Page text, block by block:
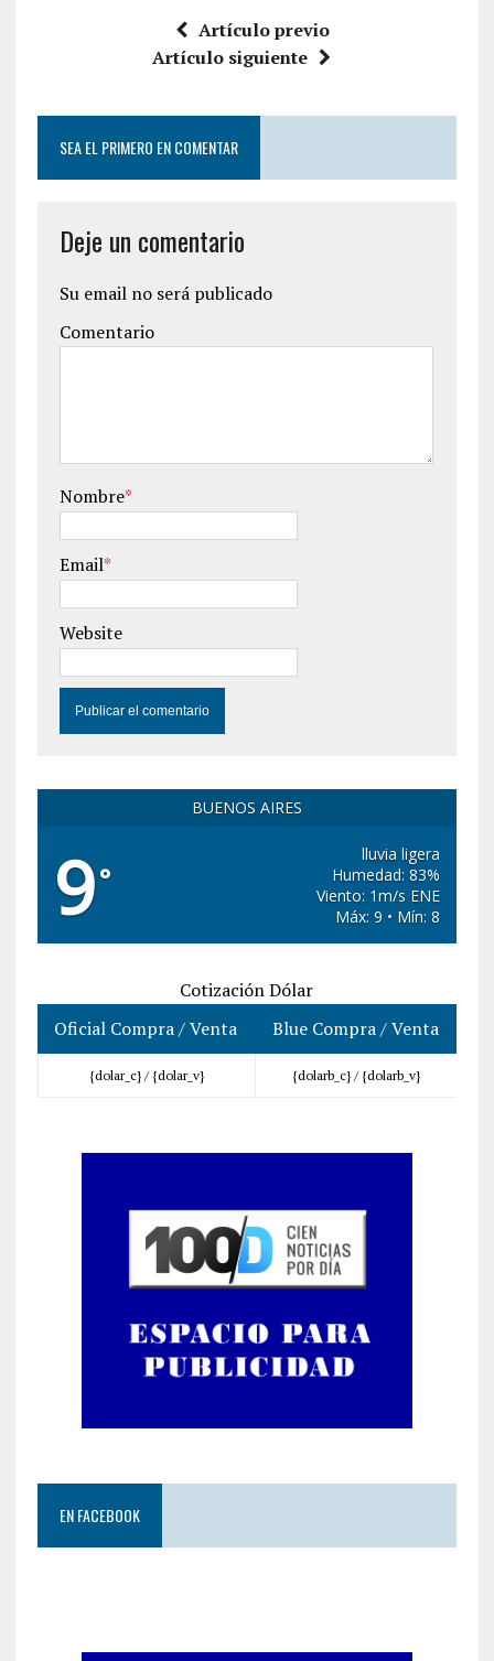
Artículo previo
Artículo siguiente
SEA EL PRIMERO EN COMENTAR
Deje un comentario
Su email no será publicado
Comentario
Nombre*
Email*
Website
BUENOS AIRES
9°
lluvia ligera
Humedad: 83%
Viento: 1m/s ENE
Máx: 9 • Mín: 8
Cotización Dólar
Oficial Compra / Venta
Blue Compra / Venta
{dolar_c} / {dolar_v} {dolarb_c} / {dolarb_v}
EN FACEBOOK